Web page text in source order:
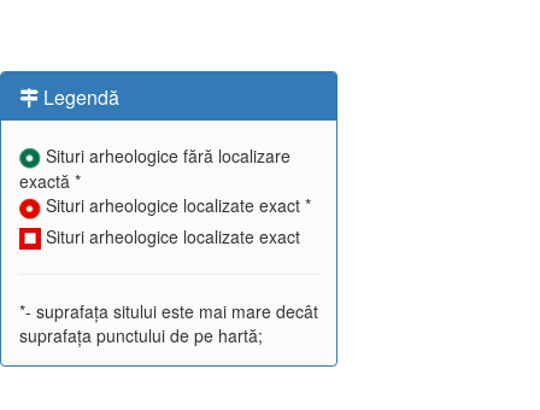
Legendă
Situri arheologice fără localizare
exactă *
Situri arheologice localizate exact *
Situri arheologice localizate exact
*- suprafața sitului este mai mare decât
suprafața punctului de pe hartă;